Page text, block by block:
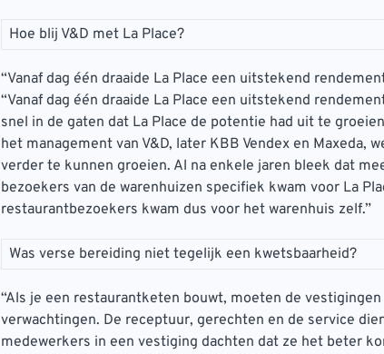
Hoe blij V&D met La Place?
“Vanaf dag één draaide La Place een uitstekend
“Vanaf dag één draaide La Place een uitstekend
snel in de gaten dat La Place de potentie had uit te
het management van V&D, later KBB Vendex en Maxeda,
verder te kunnen groeien. Al na enkele jaren bleek dat
bezoekers van de warenhuizen specifiek kwam voor La
restaurantbezoekers kwam dus voor het warenhuis zelf.”
Was verse bereiding niet tegelijk een kwetsbaarheid?
“Als je een restaurantketen bouwt, moeten de
verwachtingen. De receptuur, gerechten en de service
medewerkers in een vestiging dachten dat ze het beter